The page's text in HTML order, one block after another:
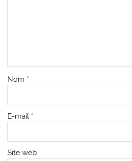
Nom *
E-mail *
Site web